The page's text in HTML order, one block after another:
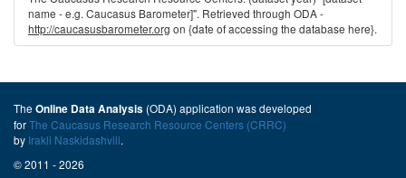
name - e.g. Caucasus Barometer]". Retrieved through ODA -
http://caucasusbarometer.org on {date of accessing the database here}.
The Online Data Analysis (ODA) application was developed
forThe Caucasus Research Resource Centers (CRRC)
by Irakli Naskidashvili.
© 2011 - 2026